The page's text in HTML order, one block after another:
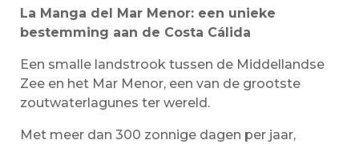
La Manga del Mar Menor: een unieke
bestemming aan de Costa Cálida
Een smalle landstrook tussen de Middellandse
Zee en het Mar Menor, een van de grootste
zoutwaterlagunes ter wereld.
Met meer dan 300 zonnige dagen per jaar,